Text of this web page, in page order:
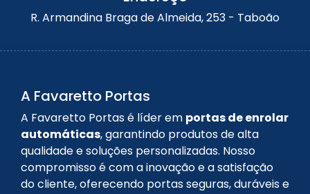
R. Armandina Braga de Almeida, 253 - Taboão
A Favaretto Portas
A Favaretto Portas é líder em portas de enrolar
automáticas, garantindo produtos de alta
qualidade e soluções personalizadas. Nosso
compromisso é com a inovação e a satisfação
do cliente, oferecendo portas seguras, duráveis e